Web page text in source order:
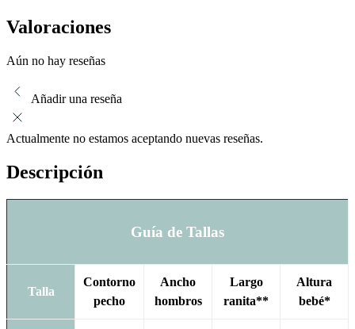
Valoraciones
Aún no hay reseñas
Añadir una reseña
Actualmente no estamos aceptando nuevas reseñas.
Descripción
Guía de Tallas
Talla
Contorno
pecho
Ancho
hombros
Largo
ranita**
Altura
bebé*